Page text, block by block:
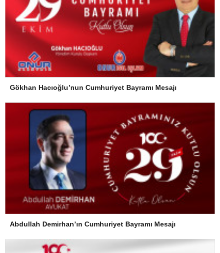
Gökhan Hacıoğlu’nun Cumhuriyet Bayramı Mesajı
Abdullah Demirhan’ın Cumhuriyet Bayramı Mesajı